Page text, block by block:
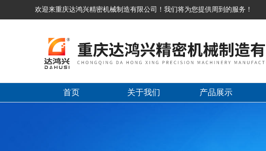
欢迎来重庆达鸿兴精密机械制造有限公司！我们将为您提供周到的服务！
首页 关于我们 产品展示